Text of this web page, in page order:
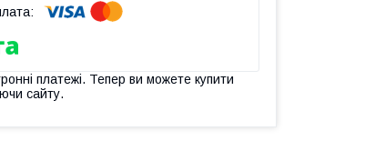
платежі. Тепер ви можете купити
сайту.